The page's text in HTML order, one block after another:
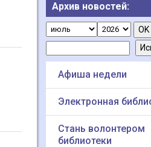
Архив новостей:
Афиша недели
Электронная
Стань волонтером
библиотеки